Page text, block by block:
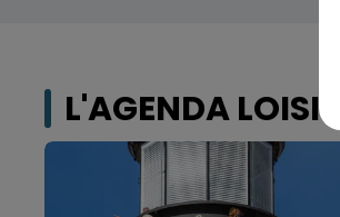
L'AGENDA LOISIRS